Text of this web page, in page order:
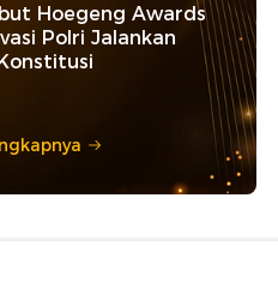
Hoegeng Awards
Polri Jalankan